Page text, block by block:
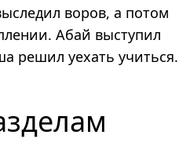
воров, а потом
Абай выступил
решил уехать учиться.